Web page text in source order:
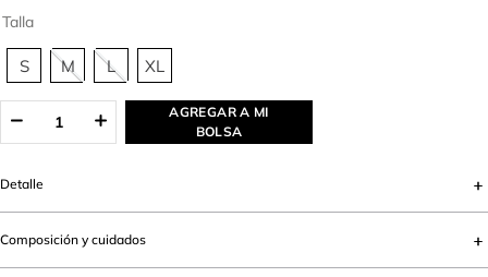
Talla
S M L XL
AGREGAR A MI
BOLSA
Detalle
Composición y cuidados